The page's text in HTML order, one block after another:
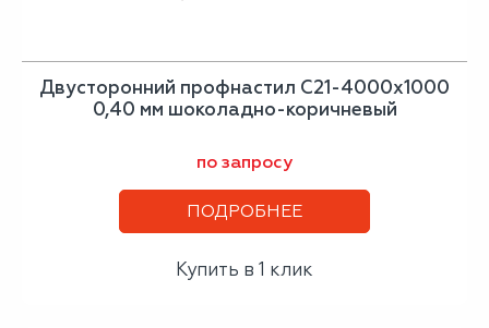
Двусторонний профнастил С21-4000х1000
0,40 мм шоколадно-коричневый
по запросу
ПОДРОБНЕЕ
Купить в 1 клик